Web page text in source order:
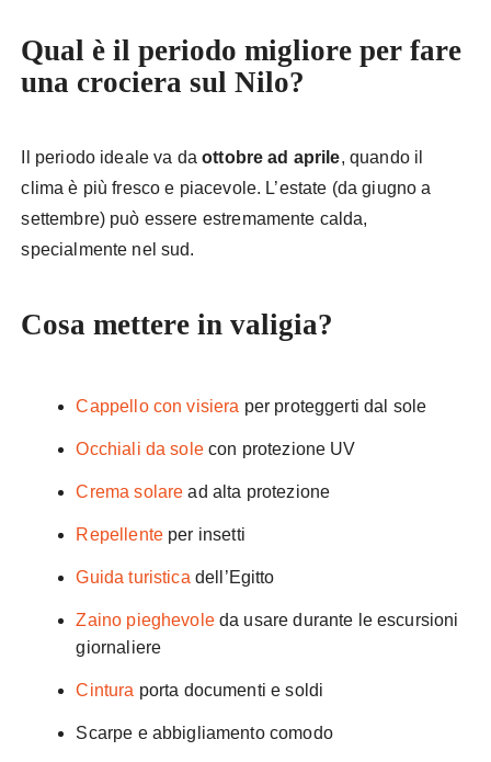
Qual è il periodo migliore per fare
una crociera sul Nilo?
Il periodo ideale va daottobre ad aprile, quando il
clima è più fresco e piacevole. L’estate (da giugno a
settembre) può essere estremamente calda,
specialmente nel sud.
Cosa mettere in valigia?
Cappello con visiera per proteggerti dal sole
Occhiali da solecon protezione UV
Crema solare ad alta protezione
Repellente per insetti
Guida turistica dell’Egitto
Zaino pieghevoleda usare durante le escursioni
giornaliere
Cintura porta documenti e soldi
Scarpe e abbigliamento comodo